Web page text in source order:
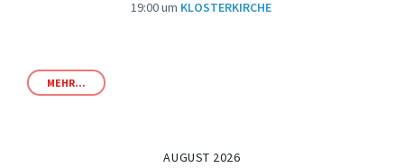
19:00um KLOSTERKIRCHE
MEHR...
AUGUST 2026